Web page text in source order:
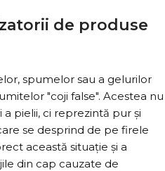
de produse
spumelor sau a gelurilor
"coji false". Acestea nu
pielii, ci reprezintă pur și
se desprind de pe firele
această situație și a
din cap cauzate de